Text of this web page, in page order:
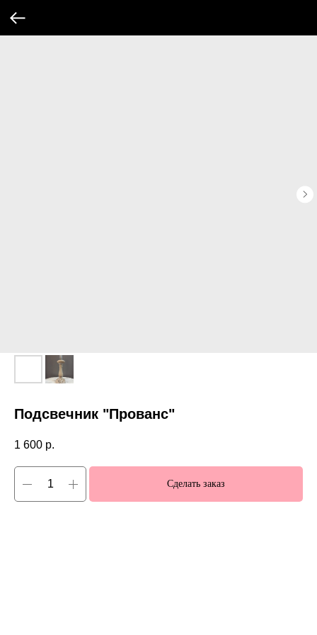
Подсвечник "Прованс"
1 600 р.
Сделать заказ